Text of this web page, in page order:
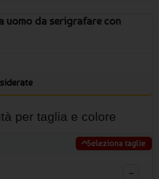
uomo da serigrafare con
per taglia e colore
Seleziona taglie
−